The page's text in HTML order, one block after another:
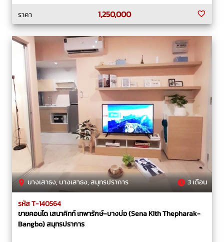
ราคา 1,250,000
บางเสาธง, บางเสาธง, สมุทรปราการ 3 เดือน
รหัส T-140564
ขายคอนโด เสนาคิทท์ เทพารักษ์-บางบ่อ (Sena Kith Thepharak-
Bangbo) สมุทรปราการ